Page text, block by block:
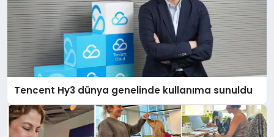
Tencent Hy3 dünya genelinde kullanıma sunuldu